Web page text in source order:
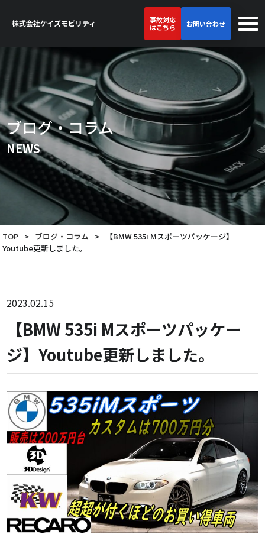
事故対応
はこちら
お問い合わせ
ブログ・コラム
NEWS
TOP > ブログ・コラム >
【BMW 535i Mスポーツパッケージ】
Youtube更新しました。
2023.02.15
【BMW 535i Mスポーツパッケー
ジ】Youtube更新しました。